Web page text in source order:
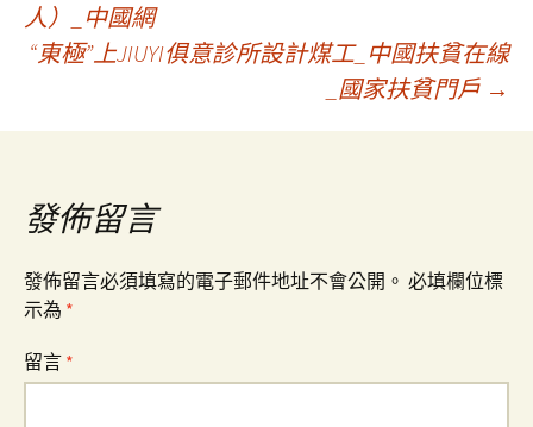
章
導
覽
人）_中國網
“東極”上JIUYI俱意診所設計煤工_中國扶貧在線
_國家扶貧門戶 →
發佈留言
發佈留言必須填寫的電子郵件地址不會公開。 必填欄位標
示為 *
留言 *